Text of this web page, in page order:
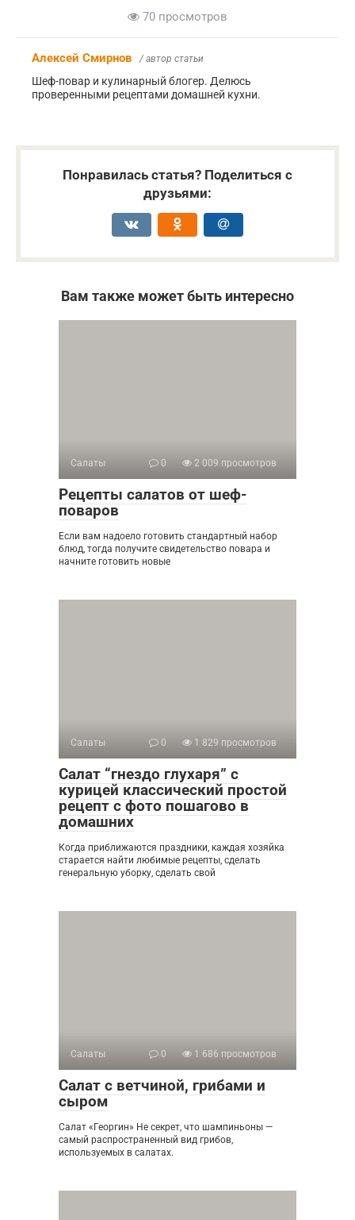
70 просмотров
Алексей Смирнов / автор статьи
Шеф-повар и кулинарный блогер. Делюсь
проверенными рецептами домашней кухни.
Понравилась статья? Поделиться с
друзьями:
Вам также может быть интересно
Салаты 0 2 009 просмотров
Рецепты салатов от шеф-
поваров
Если вам надоело готовить стандартный набор
блюд, тогда получите свидетельство повара и
начните готовить новые
Салаты 0 1 829 просмотров
Салат “гнездо глухаря” с
курицей классический простой
рецепт с фото пошагово в
домашних
Когда приближаются праздники, каждая хозяйка
старается найти любимые рецепты, сделать
генеральную уборку, сделать свой
Салаты 0 1 686 просмотров
Салат с ветчиной, грибами и
сыром
Салат «Георгин» Не секрет, что шампиньоны —
самый распространенный вид грибов,
используемых в салатах.